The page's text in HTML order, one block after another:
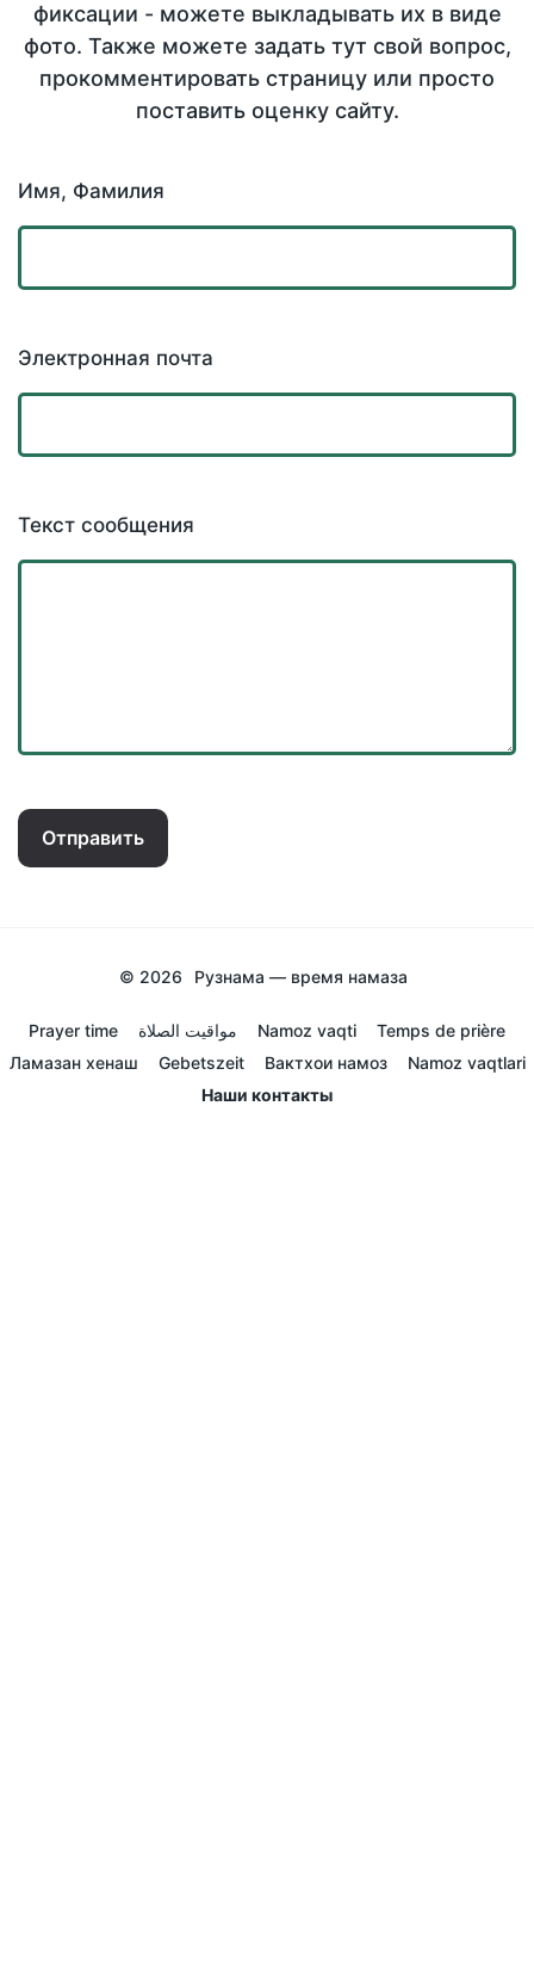
фиксации - можете выкладывать их в виде
фото. Также можете задать тут свой вопрос,
прокомментировать страницу или просто
поставить оценку сайту.
Имя, Фамилия
Электронная почта
Текст сообщения
Отправить
© 2026 Рузнама — время намаза
Prayer time مواقيت الصلاة Namoz vaqti
Temps de prière
Ламазан хенаш
Gebetszeit Вактхои намоз
Namoz vaqtlari
Наши контакты